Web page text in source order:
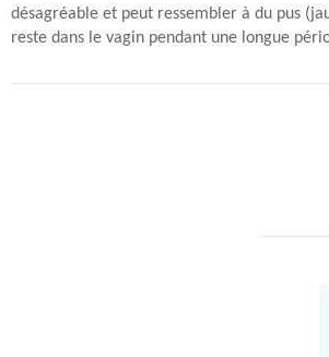
désagréable et peut ressembler à du pus
reste dans le vagin pendant une longue